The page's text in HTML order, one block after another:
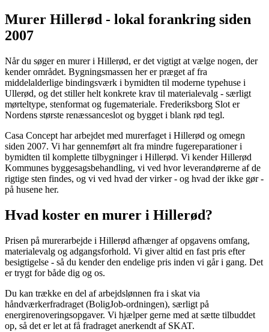
Murer Hillerød - lokal forankring siden
2007
Når du søger en murer i Hillerød, er det vigtigt at vælge nogen, der
kender området. Bygningsmassen her er præget af fra
middelalderlige bindingsværk i bymidten til moderne typehuse i
Ullerød, og det stiller helt konkrete krav til materialevalg - særligt
mørteltype, stenformat og fugemateriale. Frederiksborg Slot er
Nordens største renæssanceslot og bygget i blank rød tegl.
Casa Concept har arbejdet med murerfaget i Hillerød og omegn
siden 2007. Vi har gennemført alt fra mindre fugereparationer i
bymidten til komplette tilbygninger i Hillerød. Vi kender Hillerød
Kommunes byggesagsbehandling, vi ved hvor leverandørerne af de
rigtige sten findes, og vi ved hvad der virker - og hvad der ikke gør -
på husene her.
Hvad koster en murer i Hillerød?
Prisen på murerarbejde i Hillerød afhænger af opgavens omfang,
materialevalg og adgangsforhold. Vi giver altid en fast pris efter
besigtigelse - så du kender den endelige pris inden vi går i gang. Det
er trygt for både dig og os.
Du kan trække en del af arbejdslønnen fra i skat via
håndværkerfradraget (BoligJob-ordningen), særligt på
energirenoveringsopgaver. Vi hjælper gerne med at sætte tilbuddet
op, så det er let at få fradraget anerkendt af SKAT.